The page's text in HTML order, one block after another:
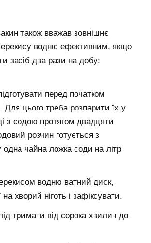
також вважав зовнішнє
водню ефективним, якщо
засіб два рази на добу:
перед початком
Для цього треба розпарити їх у
з содою протягом двадцяти
розчин готується з
одна чайна ложка соди на літр
водню ватний диск,
на хворий ніготь і зафіксувати.
тримати від сорока хвилин до